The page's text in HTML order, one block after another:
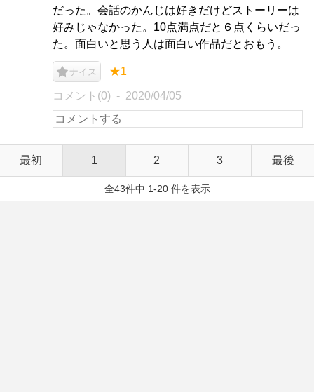
だった。会話のかんじは好きだけどストーリーは
好みじゃなかった。10点満点だと６点くらいだっ
た。面白いと思う人は面白い作品だとおもう。
ナイス ★1
コメント(0) 2020/04/05
最初 1 2 3 最後
全43件中 1-20 件を表示